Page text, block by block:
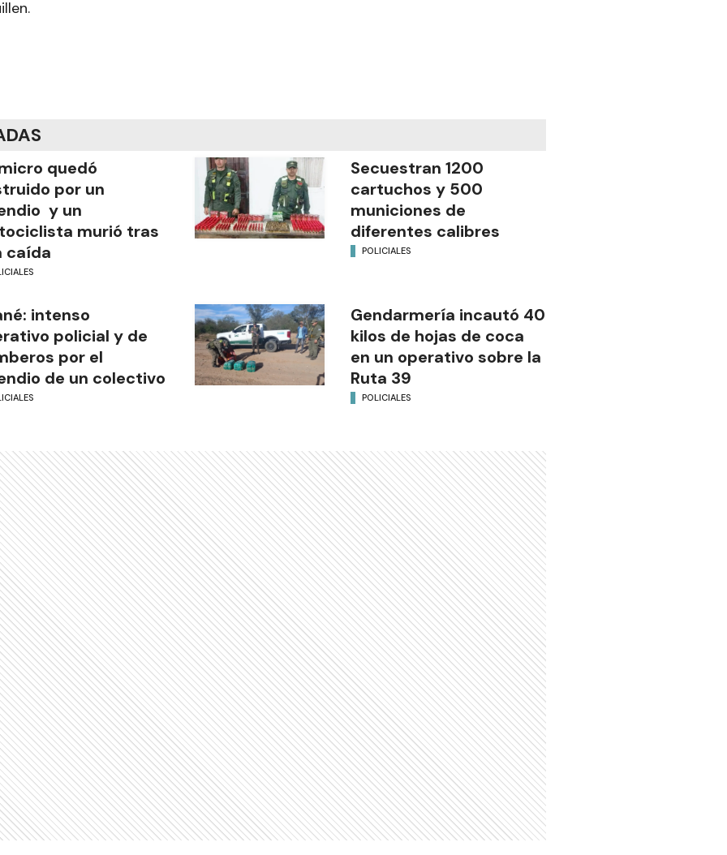
quedó
por un
y un
murió tras
caída
Secuestran 1200
cartuchos y 500
municiones de
diferentes calibres
POLICIALES
intenso
policial y de
por el
de un colectivo
Gendarmería incautó 40
kilos de hojas de coca
en un operativo sobre la
Ruta 39
POLICIALES